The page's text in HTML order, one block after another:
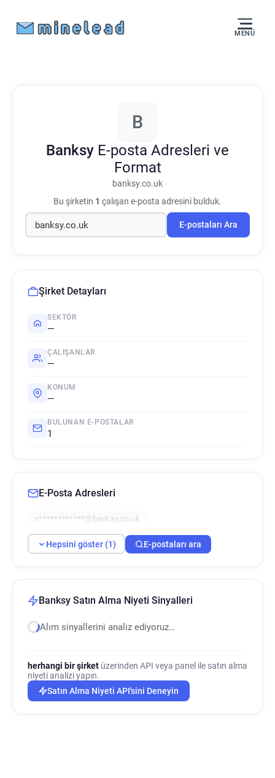
MENÜ
B
Banksy E-posta Adresleri ve
Format
banksy.co.uk
Bu şirketin 1 çalışan e-posta adresini bulduk.
E-postaları Ara
Şirket Detayları
SEKTÖR
—
ÇALIŞANLAR
—
KONUM
—
BULUNAN E-POSTALAR
1
E-Posta Adresleri
x************@banksy.co.uk
Hepsini göster (1) E-postaları ara
Banksy Satın Alma Niyeti Sinyalleri
Alım sinyallerini analiz ediyoruz…
herhangi bir şirket üzerinden API veya panel ile satın alma
niyeti analizi yapın.
Satın Alma Niyeti API'sini Deneyin